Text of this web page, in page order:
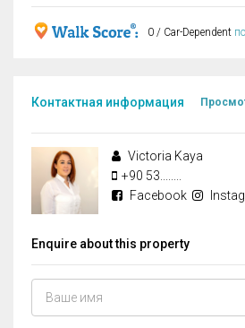
0 / Car-Dependent
Контактная информация
Victoria Kaya
+90 53........
Facebook
Enquire about this property